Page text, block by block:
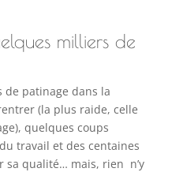
milliers de
de patinage dans la
(la plus raide, celle
quelques coups
travail et des centaines
sa qualité… mais, rien n’y